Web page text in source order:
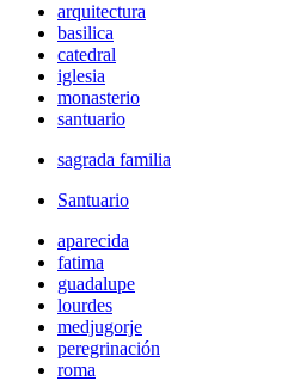
arquitectura
basilica
catedral
iglesia
monasterio
santuario
sagrada familia
Santuario
aparecida
fatima
guadalupe
lourdes
medjugorje
peregrinación
roma